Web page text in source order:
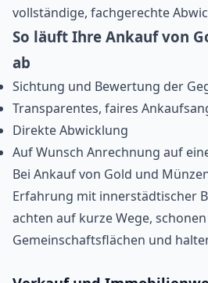
vollständige, fachgerechte
So läuft Ihre Ankauf von
ab
Sichtung und Bewertung der
Transparentes, faires
Direkte Abwicklung
Auf Wunsch Anrechnung auf
Bei Ankauf von Gold und
Erfahrung mit innerstädtischer
achten auf kurze Wege,
Gemeinschaftsflächen und